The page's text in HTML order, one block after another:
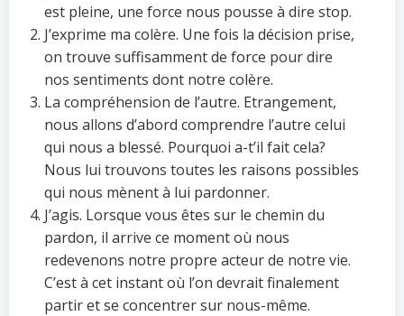
est pleine, une force nous pousse à dire stop.
J’exprime ma colère. Une fois la décision prise,
on trouve suffisamment de force pour dire
nos sentiments dont notre colère.
La compréhension de l’autre. Etrangement,
nous allons d’abord comprendre l’autre celui
qui nous a blessé. Pourquoi a-t’il fait cela?
Nous lui trouvons toutes les raisons possibles
qui nous mènent à lui pardonner.
J’agis. Lorsque vous êtes sur le chemin du
pardon, il arrive ce moment où nous
redevenons notre propre acteur de notre vie.
C’est à cet instant où l’on devrait finalement
partir et se concentrer sur nous-même.